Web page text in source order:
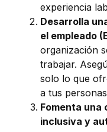
experiencia
Desarrolla
el empleado
organización
trabajar.
solo lo que
a tus
Fomenta
inclusiva y